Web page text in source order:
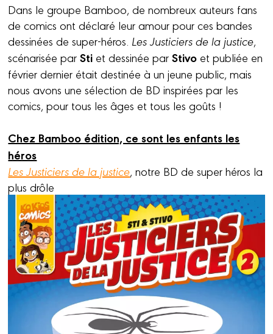
Dans le groupe Bamboo, de nombreux auteurs fans
de comics ont déclaré leur amour pour ces bandes
dessinées de super-héros. Les Justiciers de la justice,
scénarisée parSti et dessinée parStivo et publiée en
février dernier était destinée à un jeune public, mais
nous avons une sélection de BD inspirées par les
comics, pour tous les âges et tous les goûts !
Chez Bamboo édition, ce sont les enfants les
héros
Les Justiciers de la justice, notre BD de super héros la
plus drôle